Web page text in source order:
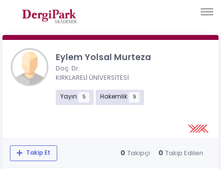
Eylem Yolsal Murteza
Doç. Dr.
KIRKLARELİ ÜNİVERSİTESİ
Yayın 5 Hakemlik 9
Takip Et 0 Takipçi 0 Takip Edilen